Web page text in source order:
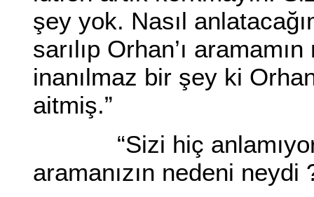
şey yok. Nasıl
sarılıp Orhan’ı
inanılmaz bir şey ki
aitmiş.”
“Sizi hiç
aramanızın nedeni neydi